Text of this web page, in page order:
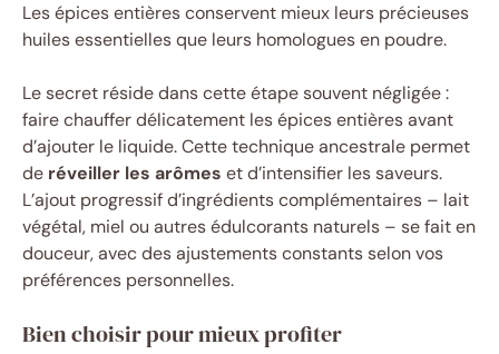
Les épices entières conservent mieux leurs précieuses
huiles essentielles que leurs homologues en poudre.
Le secret réside dans cette étape souvent négligée :
faire chauffer délicatement les épices entières avant
d’ajouter le liquide. Cette technique ancestrale permet
de réveiller les arômes et d’intensifier les saveurs.
L’ajout progressif d’ingrédients complémentaires – lait
végétal, miel ou autres édulcorants naturels – se fait en
douceur, avec des ajustements constants selon vos
préférences personnelles.
Bien choisir pour mieux profiter